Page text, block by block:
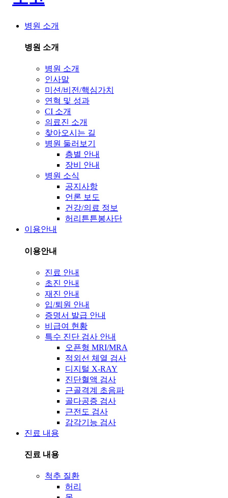
병원 소개
병원 소개
병원 소개
인사말
미션/비전/핵심가치
연혁 및 성과
CI 소개
의료진 소개
찾아오시는 길
병원 둘러보기
층별 안내
장비 안내
병원 소식
공지사항
언론 보도
건강/의료 정보
허리튼튼봉사단
이용안내
이용안내
진료 안내
초진 안내
재진 안내
입/퇴원 안내
증명서 발급 안내
비급여 현황
특수 진단 검사 안내
오픈형 MRI/MRA
적외선 체열 검사
디지털 X-RAY
진단혈액 검사
근골격계 초음파
골다공증 검사
근전도 검사
감각기능 검사
진료 내용
진료 내용
척추 질환
허리